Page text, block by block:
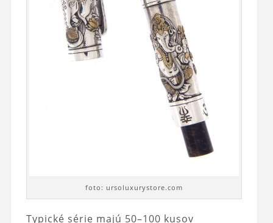
foto: ursoluxurystore.com
Typické série majú 50–100 kusov